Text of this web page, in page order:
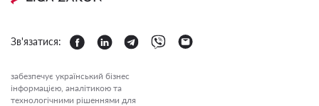
Зв'язатися:
забезпечує український бізнес
інформацією, аналітикою та
технологічними рішеннями для